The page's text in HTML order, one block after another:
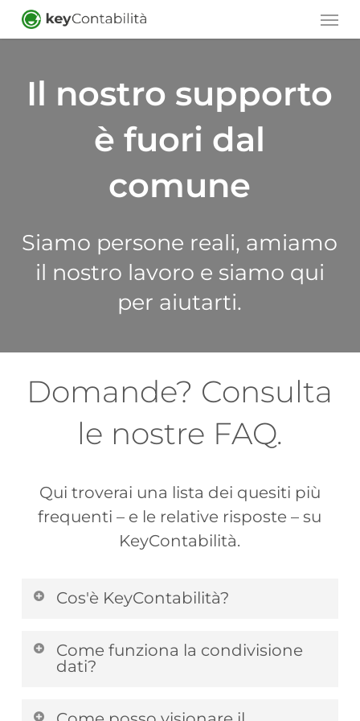
Skip
to
contentIl nostro supporto
è fuori dal
comune
Siamo persone reali, amiamo
il nostro lavoro e siamo qui
per aiutarti.
Domande? Consulta
le nostre FAQ.
Qui troverai una lista dei quesiti più
frequenti – e le relative risposte – su
KeyContabilità.
Cos'è KeyContabilità?
KeyContabilità è l’innovativo
software cloud per la gestione degli
di impresa, professionisti ed enti
Come funziona la condivisione
dati?
La condivisione dati è la principale